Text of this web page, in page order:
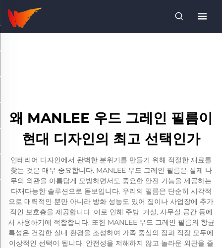
왜 MANLEE 우드 그레인 필름이
현대 디자인의 최고 선택인가
인테리어 디자인에서 완벽한 분위기를 만들기 위해 적절한 재료를
찾는 것은 매우 중요합니다. MANLEE 우드 그레인 필름은 실제 나
무의 외관을 아름답게 모방하면서도 중요한 안전 기능을 제공하는
다재다능한 솔루션으로 돋보입니다. 우리의 필름은 단순히 시각적
으로 매력적인 뿐만 아니라 방화 성능도 있어 집이나 사업장에 추가
적인 보호층을 제공합니다. 이로 인해 주방, 거실, 사무실 공간 등에
서 사용하기에 적합합니다. 또한 MANLEE 우드 그레인 필름의 항균
특성은 건강한 실내 환경을 조성하여 가족 중심의 집과 직장 모두에
이상적인 선택이 됩니다. 안전성을 저해하지 않고 놀라운 외관을 즐